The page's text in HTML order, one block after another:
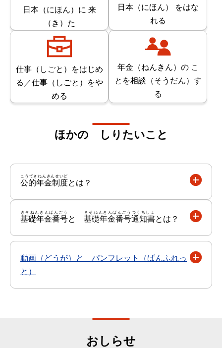
日本（にほん）に 来
（き）た
日本（にほん） をはな
れる
仕事（しごと）をはじめ
る／仕事（しごと）をや
める
年金（ねんきん）の こ
とを相談（そうだん）す
る
ほかの しりたいこと
公的年金制度
こうてきねんきんせいど
とは？
基礎年金番号
きそねんきんばんごう
と 基礎年金番号通知書
きそねんきんばんごうつうちしょ
とは？
動画（どうが）と パンフレット（ぱんふれっ
と）
おしらせ